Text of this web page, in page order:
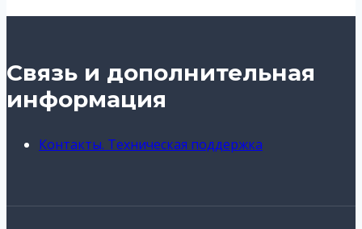
Связь и дополнительная
информация
Контакты. Техническая поддержка